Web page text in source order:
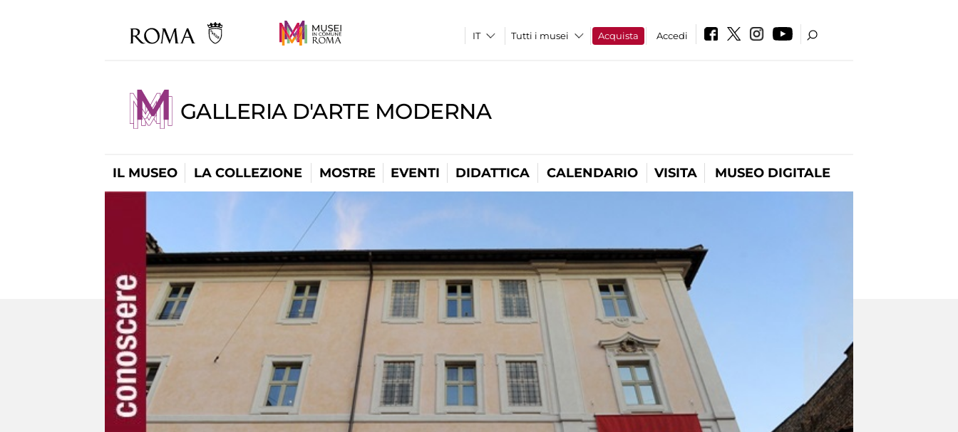
Tutti i musei Acquista Accedi
GALLERIA D'ARTE MODERNA
IL MUSEO LA COLLEZIONE MOSTRE EVENTI DIDATTICA CALENDARIO VISITA MUSEO DIGITALE